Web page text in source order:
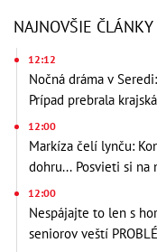
NAJNOVŠIE ČLÁNKY
12:12
Nočná dráma v
Prípad prebrala
12:00
Markíza čelí lynču:
12:00
Nespájajte to len s
seniorov veští